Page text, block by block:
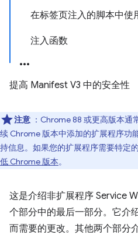
在标签页注入的脚本中使
注入函数
提高 Manifest V3 中的安全性
注意 ：Chrome 88 或更高版本
续 Chrome 版本中添加的扩展程序功
持信息。如果您的扩展程序需要特定
低 Chrome 版本。
这是介绍非扩展程序 Service
个部分中的最后一部分。它介
而需要的更改。其他两个部分